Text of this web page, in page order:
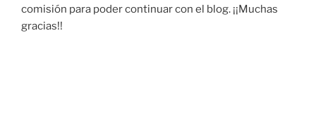
comisión para poder continuar con el blog. ¡¡Muchas
gracias!!